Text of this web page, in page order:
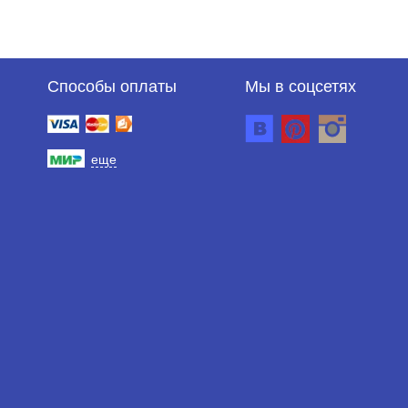
Способы оплаты
еще
Мы в соцсетях